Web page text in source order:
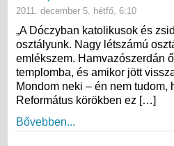
2011. december 5. hétfő, 6:10
„A Dóczyban katolikusok és
osztályunk. Nagy létszámú
emlékszem. Hamvazószerdán
templomba, és amikor jött
Mondom neki – én nem tudom,
Református körökben ez […]
Bővebben...